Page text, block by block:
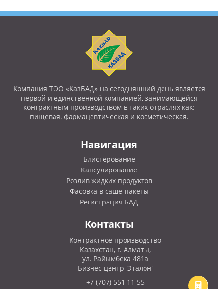
Компания ТОО «КазБАД» на сегодняшний день является
первой и единственной компанией, занимающейся
контрактным производством в таких отраслях как:
пищевая, фармацевтическая и косметическая.
Навигация
Блистерование
Капсулирование
Розлив жидких продуктов
Фасовка в саше-пакеты
Регистрация БАД
Контакты
Контрактное производство
Казахстан, г. Алматы,
ул. Райымбека 481а
Бизнес центр 'Эталон'
+7 (707) 551 11 55